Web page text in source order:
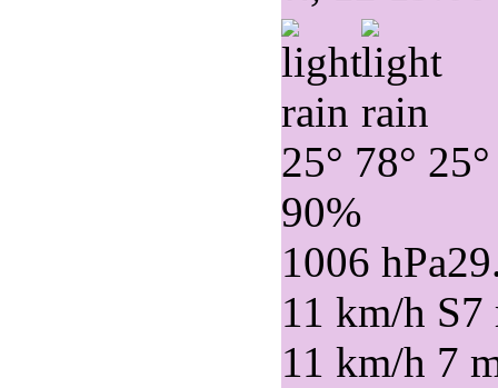
25° 78° 25°
90%
1006 hPa
11 km/h S7
11 km/h 7